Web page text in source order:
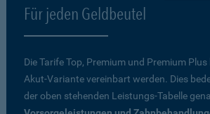
Für jeden Geldbeutel
Die Tarife Top, Premium und Premium
Akut-Variante vereinbart werden. Dies
der oben stehenden Leistungs-Tabelle